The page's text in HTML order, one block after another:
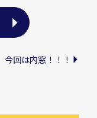
今回は内窓！！！